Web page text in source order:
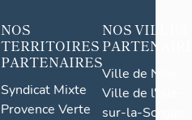
NOS
TERRITOIRES
PARTENAIRES
Syndicat Mixte
Provence Verte
NOS VILLES
Ville de Nice
Ville de l'Isle-
sur-la-Sorgue